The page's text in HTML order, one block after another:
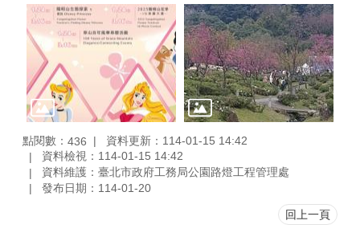
點閱數： 436
資料更新：114-01-15 14:42
資料檢視：114-01-15 14:42
資料維護：臺北市政府工務局公園路燈工程管理處
發布日期：114-01-20
回上一頁